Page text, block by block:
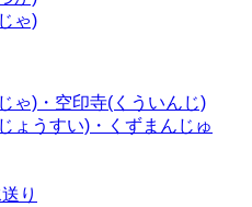
ゃ)
ゃ)・空印寺(くういんじ)
ょうすい)・くずまんじゅ
り